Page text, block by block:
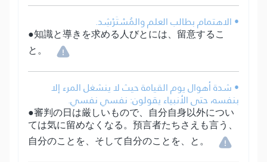
• الاهتمام بطالب العلم والمُسْتَرْشِد.
●知識と導きを求める人びとには、留意するこ
と。
• شدة أهوال يوم القيامة حيث لا ينشغل المرء إلا
بنفسه، حتى الأنبياء يقولون: نفسي نفسي.
●審判の日は厳しいもので、自分自身以外につい
ては気に留めなくなる。預言者たちさえも言う、
自分のことを、そして自分のことを、と。